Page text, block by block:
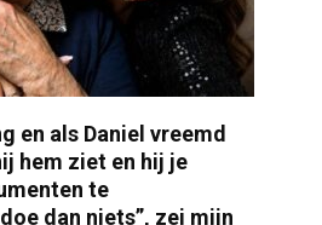
en als Daniel vreemd
hem ziet en hij je
te
dan niets”, zei mijn